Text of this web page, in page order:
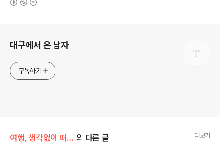
대구에서 온 남자
구독하기
여행, 생각없이 떠나는게 제맛 의 다른 글 더보기